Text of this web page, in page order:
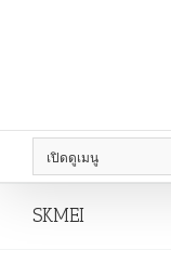
เปิดดูเมนู
SKMEI